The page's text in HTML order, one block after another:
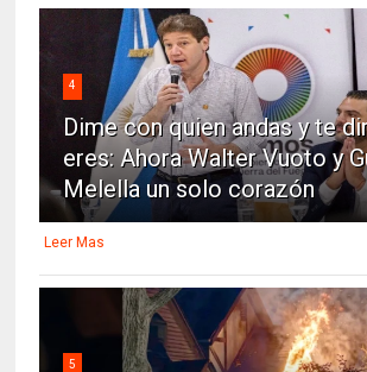
4
Dime con quien andas y te
eres: Ahora Walter Vuoto y
Melella un solo corazón
Leer Mas
5